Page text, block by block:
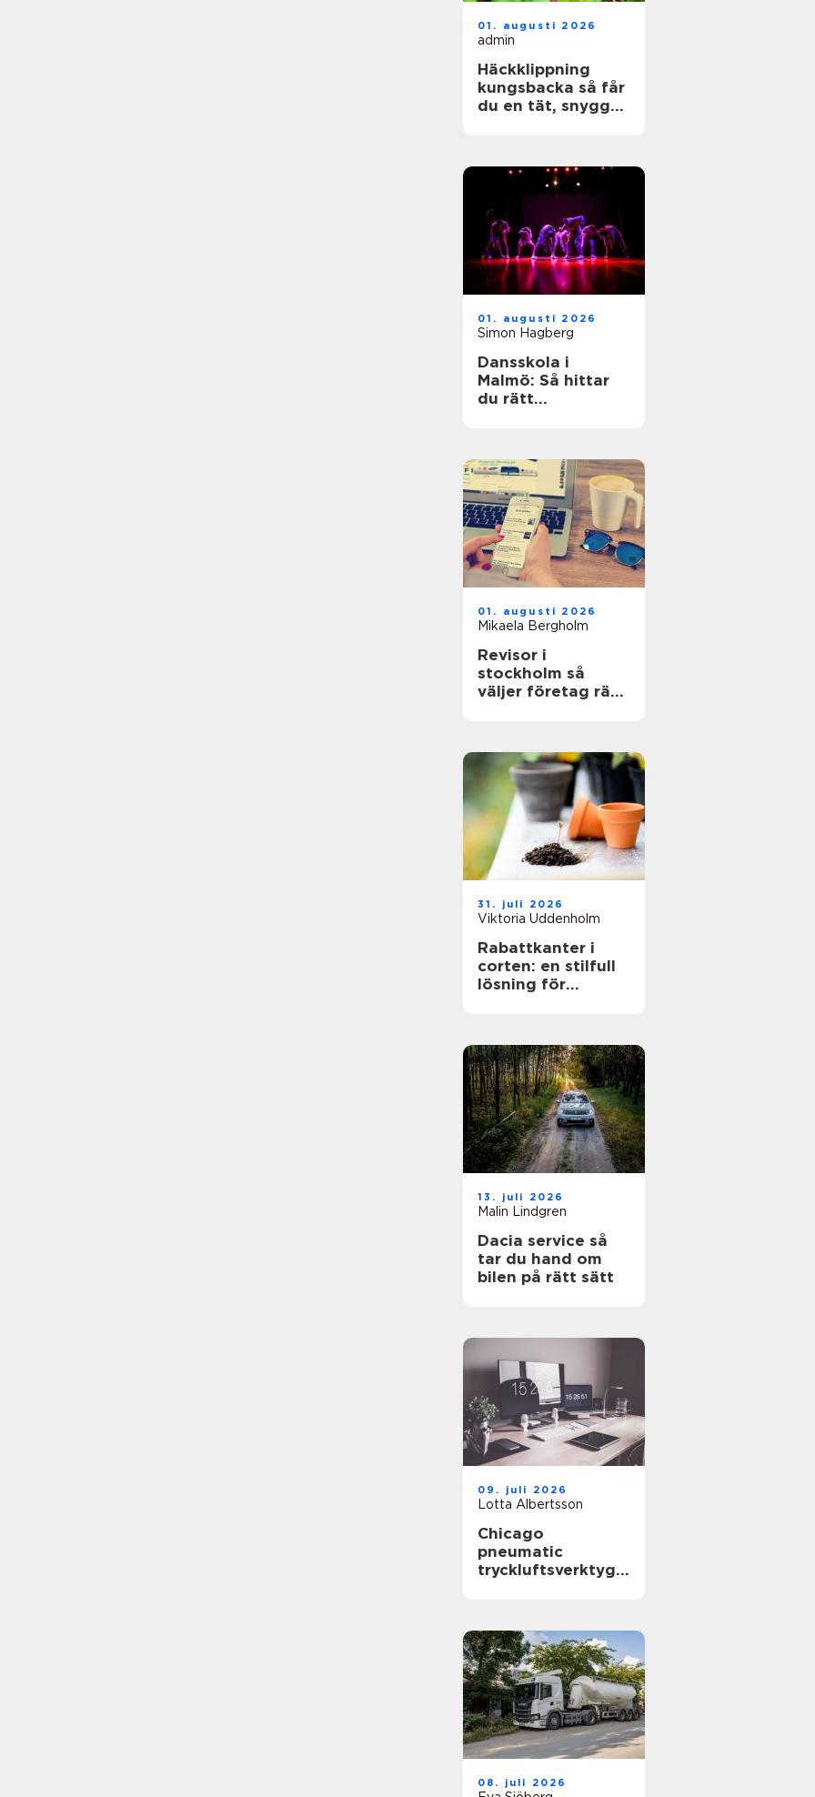
01. augusti 2026
admin
Häckklippning
kungsbacka så får
du en tät, snygg
01. augusti 2026
Simon Hagberg
Dansskola i
Malmö: Så hittar
du rätt
vuxna
01. augusti 2026
Mikaela Bergholm
Revisor i
stockholm så
väljer företag rätt
31. juli 2026
Viktoria Uddenholm
Rabattkanter i
corten: en stilfull
lösning för
13. juli 2026
Malin Lindgren
Dacia service så
tar du hand om
bilen på rätt sätt
09. juli 2026
Lotta Albertsson
Chicago
pneumatic
tryckluftsverktyg
08. juli 2026